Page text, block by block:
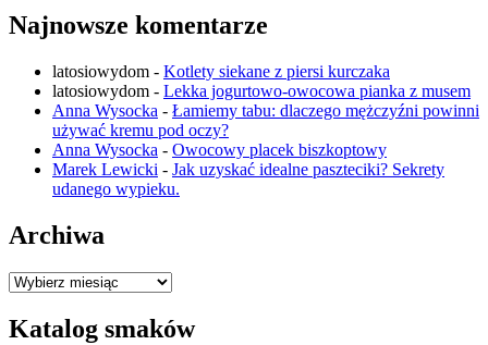
Najnowsze komentarze
latosiowydom - Kotlety siekane z piersi kurczaka
latosiowydom - Lekka jogurtowo-owocowa pianka z musem
Anna Wysocka - Łamiemy tabu: dlaczego mężczyźni powinni
używać kremu pod oczy?
Anna Wysocka - Owocowy placek biszkoptowy
Marek Lewicki - Jak uzyskać idealne paszteciki? Sekrety
udanego wypieku.
Archiwa
Archiwa
Katalog smaków